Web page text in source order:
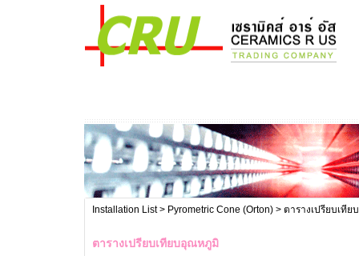
Installation List> Pyrometric Cone (Orton) > ตารางเปรียบเที
ตารางเปรียบเทียบอุณหภูมิ